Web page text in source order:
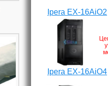
Ipera EX-16AiO2
Ipera EX-16AiO4